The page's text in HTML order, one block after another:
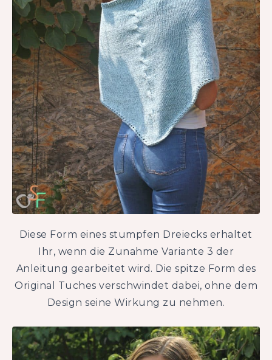
Diese Form eines stumpfen Dreiecks erhaltet
Ihr, wenn die Zunahme Variante 3 der
Anleitung gearbeitet wird. Die spitze Form des
Original Tuches verschwindet dabei, ohne dem
Design seine Wirkung zu nehmen.